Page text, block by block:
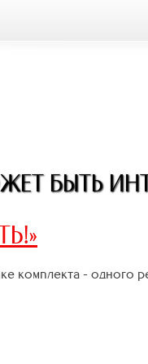
БЫТЬ
комплекта - одного